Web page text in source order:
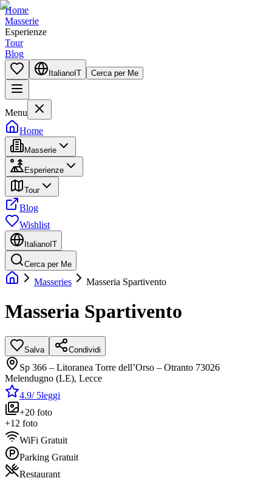
Home
Masserie
Esperienze
Tour
Blog
Italiano IT Cerca per Me
Menu
Home
Masserie
Esperienze
Tour
Blog
Wishlist
Italiano IT
Cerca per Me
Masseries Masseria Spartivento
Masseria Spartivento
Salva Condividi
Sp 366 – Litoranea Torre dell’Orso – Otranto 73026
Melendugno (LE), Lecce
4.9/ 5leggi
+20 foto
+12 foto
WiFi Gratuit
Parking Gratuit
Restaurant